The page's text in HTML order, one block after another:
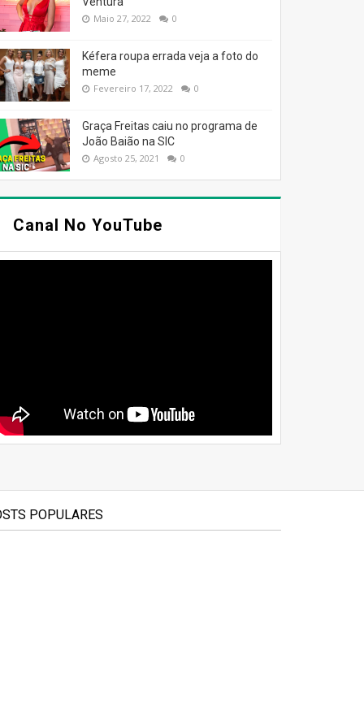
Maio 27, 2022 0
Kéfera roupa errada veja a foto do
meme
Fevereiro 17, 2022 0
Graça Freitas caiu no programa de
João Baião na SIC
Agosto 25, 2021 0
Canal No YouTube
POPULARES